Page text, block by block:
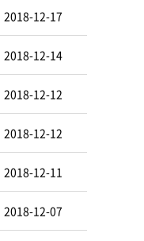
2018-12-17
2018-12-14
2018-12-12
2018-12-12
2018-12-11
2018-12-07